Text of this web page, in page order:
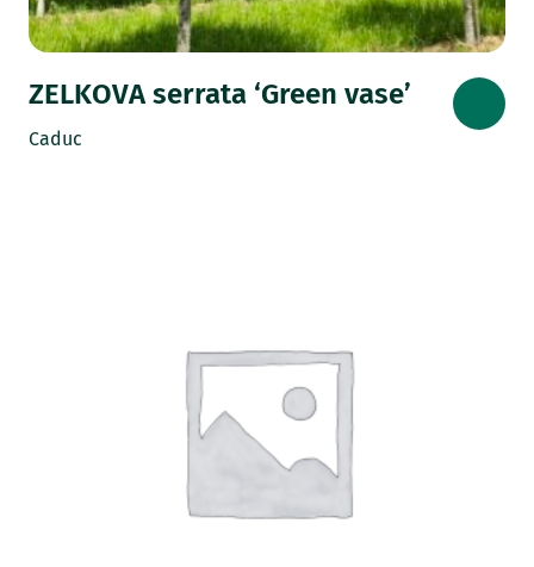
ZELKOVA serrata ‘Green vase’
Caduc